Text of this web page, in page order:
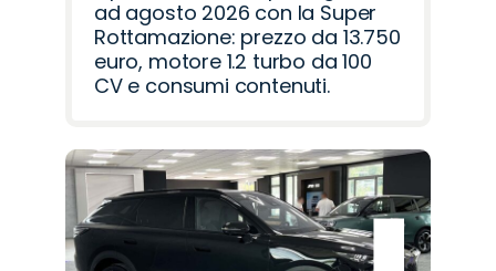
ad agosto 2026 con la Super
Rottamazione: prezzo da 13.750
euro, motore 1.2 turbo da 100
CV e consumi contenuti.